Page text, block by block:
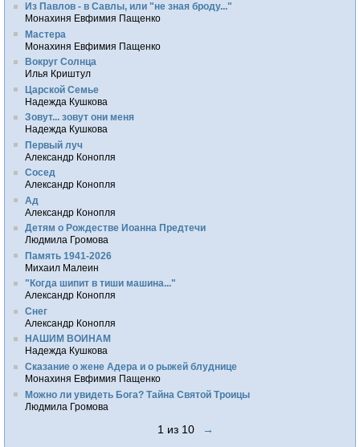
Из Павлов - в Савлы, или "не зная броду..."
Монахиня Евфимия Пащенко
Мастера
Монахиня Евфимия Пащенко
Вокруг Солнца
Илья Криштул
Царской Семье
Надежда Кушкова
Зовут... зовут они меня
Надежда Кушкова
Первый луч
Александр Конопля
Сосед
Александр Конопля
Ад
Александр Конопля
Детям о Рождестве Иоанна Предтечи
Людмила Громова
Память 1941-2026
Михаил Малеин
"Когда шипит в тиши машина..."
Александр Конопля
Снег
Александр Конопля
НАШИМ ВОИНАМ
Надежда Кушкова
Сказание о жене Адера и о рыжей блуднице
Монахиня Евфимия Пащенко
Можно ли увидеть Бога? Тайна Святой Троицы
Людмила Громова
1 из 10 →